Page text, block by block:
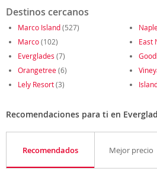
Destinos cercanos
Marco Island(527)
Marco(102) East
Everglades (7)
Orangetree(6)
Lely Resort(3)
Recomendaciones para ti en
Recomendados Mejor precio